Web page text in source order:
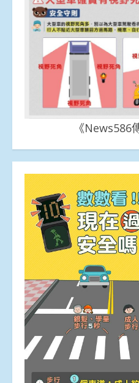
《News586